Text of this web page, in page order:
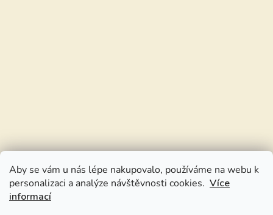
Aby se vám u nás lépe nakupovalo, používáme na webu k
personalizaci a analýze návštěvnosti cookies. Více
informací